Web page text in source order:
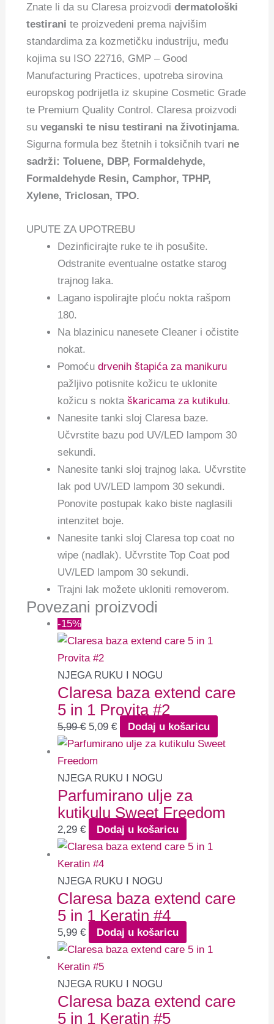
Znate li da su Claresa proizvodidermatološki
testirani te proizvedeni prema najvišim
standardima za kozmetičku industriju, među
kojima su ISO 22716, GMP – Good
Manufacturing Practices, upotreba sirovina
europskog podrijetla iz skupine Cosmetic Grade
te Premium Quality Control. Claresa proizvodi
suveganski te nisu testirani na životinjama.
Sigurna formula bez štetnih i toksičnih tvari ne
sadrži: Toluene, DBP, Formaldehyde,
Formaldehyde Resin, Camphor, TPHP,
Xylene, Triclosan, TPO.
UPUTE ZA UPOTREBU
Dezinficirajte ruke te ih posušite.
Odstranite eventualne ostatke starog
trajnog laka.
Lagano ispolirajte ploću nokta rašpom
180.
Na blazinicu nanesete Cleaner i očistite
nokat.
Pomoćudrvenih štapića za manikuru
pažljivo potisnite kožicu te uklonite
kožicu s noktaškaricama za kutikulu.
Nanesite tanki sloj Claresa baze.
Učvrstite bazu pod UV/LED lampom 30
sekundi.
Nanesite tanki sloj trajnog laka. Učvrstite
lak pod UV/LED lampom 30 sekundi.
Ponovite postupak kako biste naglasili
intenzitet boje.
Nanesite tanki sloj Claresa top coat no
wipe (nadlak). Učvrstite Top Coat pod
UV/LED lampom 30 sekundi.
Trajni lak možete ukloniti removerom.
Povezani proizvodi
-15%
NJEGA RUKU I NOGU
Claresa baza extend care
5 in 1 Provita #2
5,99€ 5,09€ Dodaj u košaricu
NJEGA RUKU I NOGU
Parfumirano ulje za
kutikulu Sweet Freedom
2,29€ Dodaj u košaricu
NJEGA RUKU I NOGU
Claresa baza extend care
5 in 1 Keratin #4
5,99€ Dodaj u košaricu
NJEGA RUKU I NOGU
Claresa baza extend care
5 in 1 Keratin #5